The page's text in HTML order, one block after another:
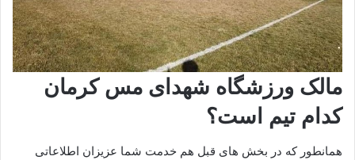
مالک ورزشگاه شهدای مس کرمان
کدام تیم است؟
همانطور که در بخش های قبل هم خدمت شما عزیزان اطلاعاتی